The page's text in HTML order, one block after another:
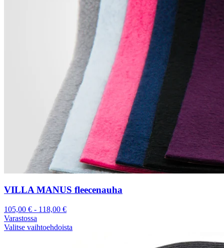
VILLA MANUS fleecenauha
105,00 € - 118,00 €
Varastossa
Valitse vaihtoehdoista